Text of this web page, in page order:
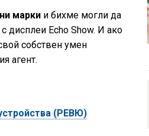
марки и бихме могли да
дисплеи Echo Show. И ако
собствен умен
агент.
(РЕВЮ)